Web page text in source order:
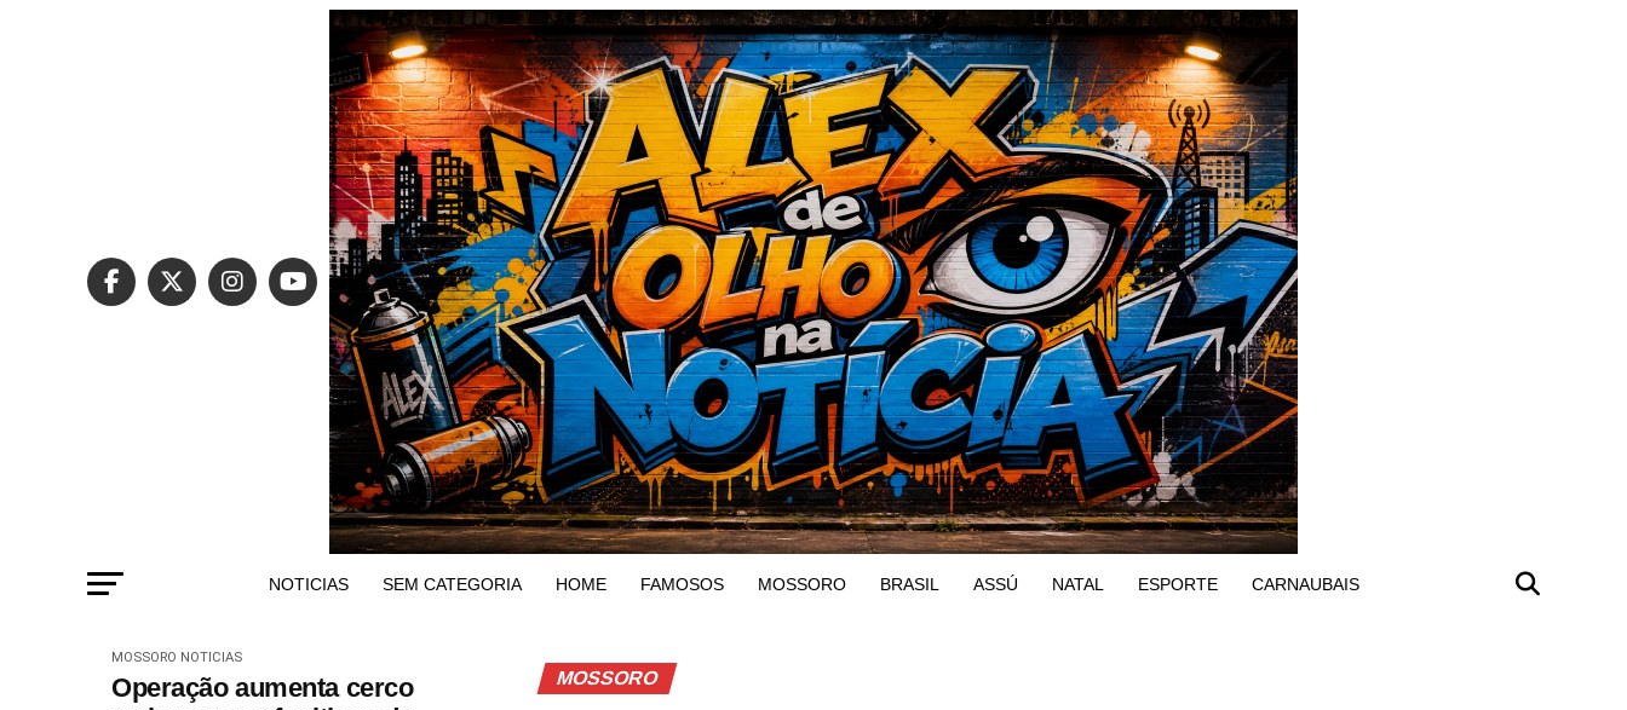
NOTICIAS SEM CATEGORIA HOME FAMOSOS MOSSORO BRASIL ASSÚ NATAL ESPORTE CARNAUBAIS
MOSSORO NOTICIAS
Operação aumenta cerco
MOSSORO